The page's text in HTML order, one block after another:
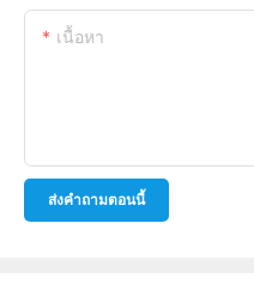
เนื้อหา
ส่งคำถามตอนนี้